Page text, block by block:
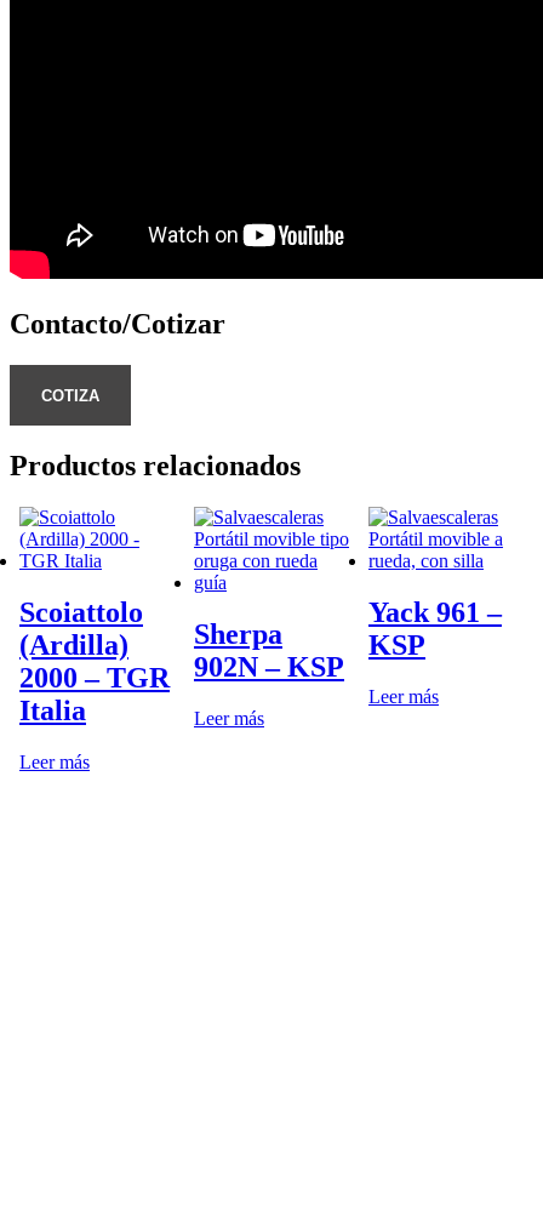
Contacto/Cotizar
COTIZA
Productos relacionados
Scoiattolo
(Ardilla)
2000 – TGR
Italia
Leer más
Sherpa
902N – KSP
Leer más
Yack 961 –
KSP
Leer más